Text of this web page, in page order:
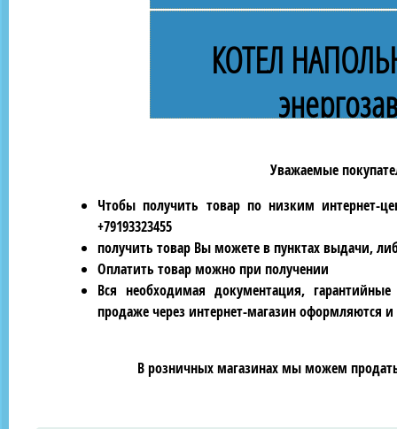
КОТЕЛ
Уважаемые
Чтобы получить товар по низким интернет-
+79193323455
получить товар Вы можете в пунктах выдачи,
Оплатить товар можно при получении
Вся необходимая документация,
продаже через интернет-магазин оформляются
В розничных магазинах мы можем